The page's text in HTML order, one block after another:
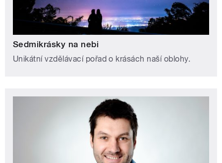
Sedmikrásky na nebi
Unikátní vzdělávací pořad o krásách naší oblohy.